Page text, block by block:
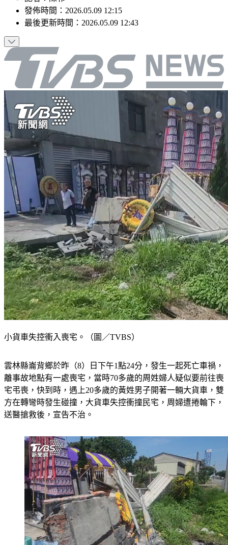
記者：陳祁
發佈時間：2026.05.09 12:15
雲林縣崙背鄉於昨（8）日下午1點24分，發生一起死亡車禍，
離事故地點有一處喪宅，當時70多歲的周姓婦人疑似要前往喪
宅弔喪，快到時，遇上20多歲的黃姓男子開著一輛大貨車，雙
方在轉彎時發生碰撞，大貨車失控衝撞民宅，周婦遭捲輪下，